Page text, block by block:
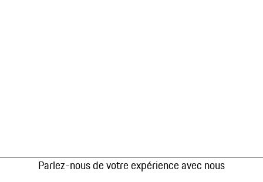
Parlez-nous de votre expérience avec nous